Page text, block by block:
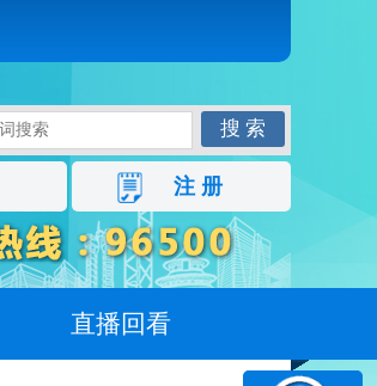
搜 索
注 册
直播回看